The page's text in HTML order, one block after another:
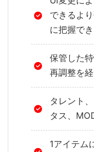
できるよ
に把握で
保管した
再調整を
タレント
タス、
1アイテム